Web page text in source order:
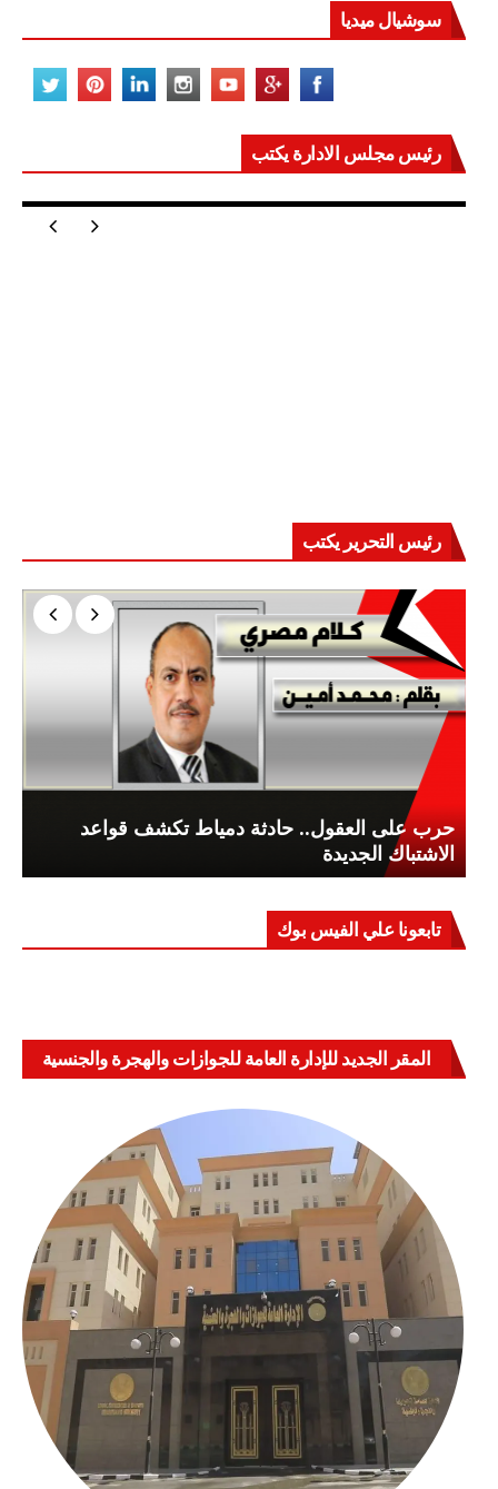
سوشيال ميديا
رئيس مجلس الادارة يكتب
مصر تعيد للعالم اتزانه
رئيس التحرير يكتب
حرب على العقول.. حادثة دمياط تكشف قواعد
الاشتباك الجديدة
تابعونا علي الفيس بوك
المقر الجديد للإدارة العامة للجوازات والهجرة والجنسية